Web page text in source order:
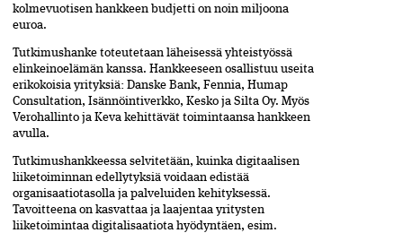
kolmevuotisen hankkeen budjetti on noin miljoona
euroa.
Tutkimushanke toteutetaan läheisessä yhteistyössä
elinkeinoelämän kanssa. Hankkeeseen osallistuu useita
erikokoisia yrityksiä: Danske Bank, Fennia, Humap
Consultation, Isännöintiverkko, Kesko ja Silta Oy. Myös
Verohallinto ja Keva kehittävät toimintaansa hankkeen
avulla.
Tutkimushankkeessa selvitetään, kuinka digitaalisen
liiketoiminnan edellytyksiä voidaan edistää
organisaatiotasolla ja palveluiden kehityksessä.
Tavoitteena on kasvattaa ja laajentaa yritysten
liiketoimintaa digitalisaatiota hyödyntäen, esim.